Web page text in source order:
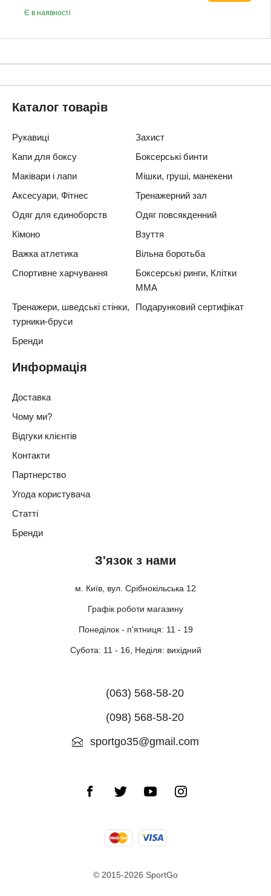
Є в наявності
З'язок з нами
м. Київ, вул. Срібнокільська 12
Графік роботи магазину
Понеділок - п'ятниця: 11 - 19
Субота: 11 - 16, Неділя: вихідний
(063) 568-58-20
(098) 568-58-20
sportgo35@gmail.com
Каталог товарів
Рукавиці
Захист
Капи для боксу
Боксерські бинти
Маківари і лапи
Мішки, груші, манекени
Аксесуари, Фітнес
Тренажерний зал
Одяг для єдиноборств
Одяг повсякденний
Кімоно
Взуття
Важка атлетика
Вільна боротьба
Спортивне харчування
Боксерські ринги, Клітки
ММА
Тренажери, шведські стінки,
турники-бруси
Подарунковий сертифікат
Бренди
Информація
Доставка
Чому ми?
Відгуки клієнтів
Контакти
Партнерство
Угода користувача
Статті
Бренди
© 2015-2026 SportGo